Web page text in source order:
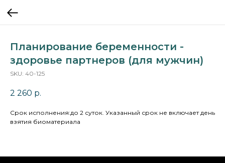
Планирование беременности -
здоровье партнеров (для мужчин)
SKU: 40-125
2 260 р.
Cрок исполнения:до 2 суток. Указанный срок не включает день
взятия биоматериала